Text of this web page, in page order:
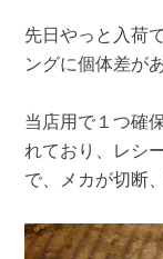
先日やっと入荷
ングに個体差が
当店用で１つ確
れており、レシ
で、メカが切断